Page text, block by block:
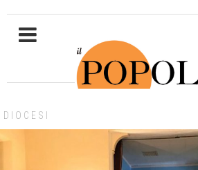
DIOCESI